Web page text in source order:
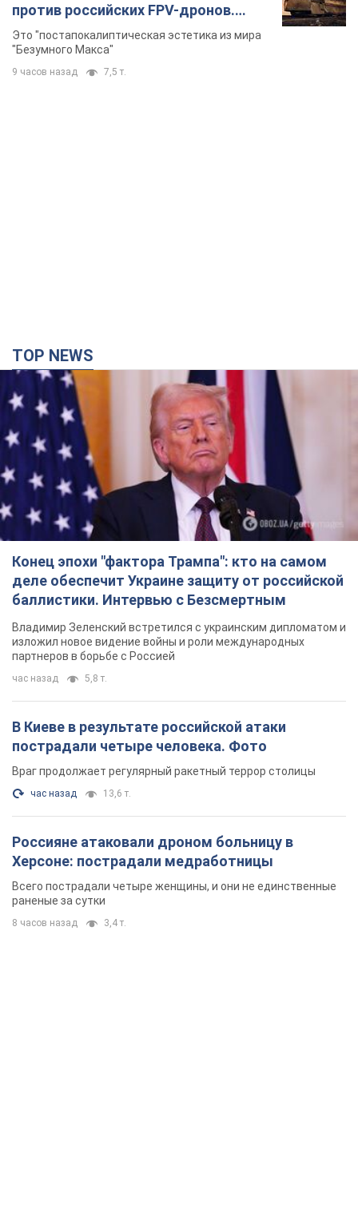
против российских FPV-дронов.
Фото
Это "постапокалиптическая эстетика из мира
"Безумного Макса"
9 часов назад 7,5 т.
TOP NEWS
Конец эпохи "фактора Трампа": кто на самом
деле обеспечит Украине защиту от российской
баллистики. Интервью с Безсмертным
Владимир Зеленский встретился с украинским дипломатом и
изложил новое видение войны и роли международных
партнеров в борьбе с Россией
час назад 5,8 т.
В Киеве в результате российской атаки
пострадали четыре человека. Фото
Враг продолжает регулярный ракетный террор столицы
час назад 13,6 т.
Россияне атаковали дроном больницу в
Херсоне: пострадали медработницы
Всего пострадали четыре женщины, и они не единственные
раненые за сутки
8 часов назад 3,4 т.